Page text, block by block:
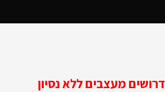
דרושים מעצבים ללא נסיון